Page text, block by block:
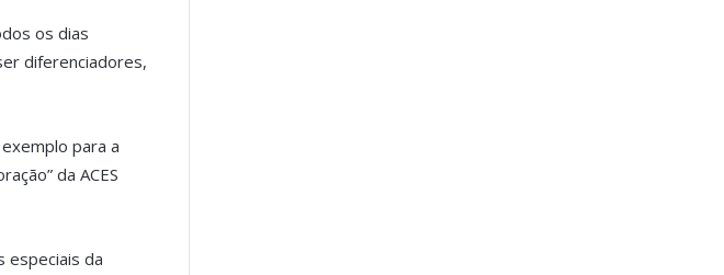
os dias
diferenciadores,
para a
da ACES
especiais da